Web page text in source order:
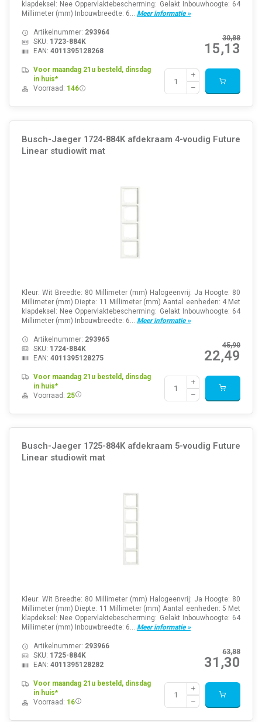
klapdeksel: Nee Oppervlaktebescherming: Gelakt Inbouwhoogte: 64
Millimeter (mm) Inbouwbreedte: 6... Meer informatie »
30,88
15,13
Artikelnummer: 293964
SKU: 1723-884K
EAN: 4011395128268
Voor maandag 21u besteld, dinsdag
in huis*
Voorraad: 146
Busch-Jaeger 1724-884K afdekraam 4-voudig Future
Linear studiowit mat
Kleur: Wit Breedte: 80 Millimeter (mm) Halogeenvrij: Ja Hoogte: 80
Millimeter (mm) Diepte: 11 Millimeter (mm) Aantal eenheden: 4 Met
klapdeksel: Nee Oppervlaktebescherming: Gelakt Inbouwhoogte: 64
Millimeter (mm) Inbouwbreedte: 6... Meer informatie »
45,90
22,49
Artikelnummer: 293965
SKU: 1724-884K
EAN: 4011395128275
Voor maandag 21u besteld, dinsdag
in huis*
Voorraad: 25
Busch-Jaeger 1725-884K afdekraam 5-voudig Future
Linear studiowit mat
Kleur: Wit Breedte: 80 Millimeter (mm) Halogeenvrij: Ja Hoogte: 80
Millimeter (mm) Diepte: 11 Millimeter (mm) Aantal eenheden: 5 Met
klapdeksel: Nee Oppervlaktebescherming: Gelakt Inbouwhoogte: 64
Millimeter (mm) Inbouwbreedte: 6... Meer informatie »
63,88
31,30
Artikelnummer: 293966
SKU: 1725-884K
EAN: 4011395128282
Voor maandag 21u besteld, dinsdag
in huis*
Voorraad: 16